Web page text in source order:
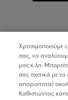
Χρησιμοποιούμε
σας, να
μας κ.λπ.
σας σχετικά με τα
απαραίτητα)
Καθιστώντας